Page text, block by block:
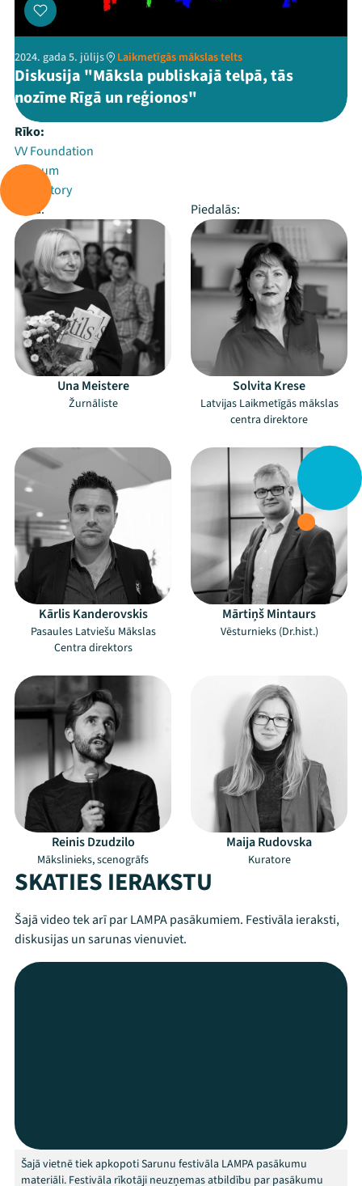
Arhīvs
2024. gada 5. jūlijs Laikmetīgās mākslas telts
Diskusija "Māksla publiskajā telpā, tās
nozīme Rīgā un reģionos"
Rīko:
VV Foundation
Zuzeum
Arterritory
Vada:
Piedalās:
Una Meistere
Žurnāliste
Solvita Krese
Latvijas Laikmetīgās mākslas
centra direktore
Kārlis Kanderovskis
Pasaules Latviešu Mākslas
Centra direktors
Mārtiņš Mintaurs
Vēsturnieks (Dr.hist.)
Reinis Dzudzilo
Mākslinieks, scenogrāfs
Maija Rudovska
Kuratore
SKATIES IERAKSTU
Šajā video tek arī par LAMPA pasākumiem. Festivāla ieraksti,
diskusijas un sarunas vienuviet.
Šajā vietnē tiek apkopoti Sarunu festivāla LAMPA pasākumu
materiāli. Festivāla rīkotāji neuzņemas atbildību par pasākumu